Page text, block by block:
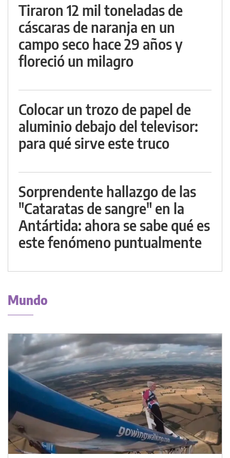
Tiraron 12 mil toneladas de
cáscaras de naranja en un
campo seco hace 29 años y
floreció un milagro
Colocar un trozo de papel de
aluminio debajo del televisor:
para qué sirve este truco
Sorprendente hallazgo de las
"Cataratas de sangre" en la
Antártida: ahora se sabe qué es
este fenómeno puntualmente
Mundo